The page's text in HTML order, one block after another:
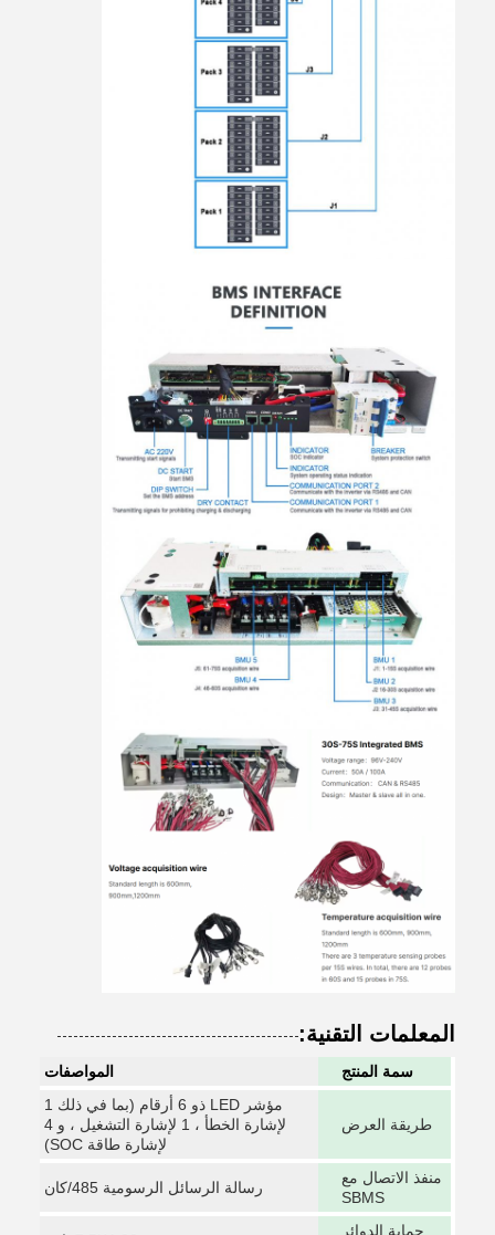
المعلمات التقنية:
سمة المنتج المواصفات
طريقة العرض
مؤشر LED ذو 6 أرقام (بما في ذلك 1
لإشارة الخطأ ، 1 لإشارة التشغيل ، و 4
لإشارة طاقة SOC)
منفذ الاتصال مع
SBMS
رسالة الرسائل الرسومية 485/كان
حماية الدوائر